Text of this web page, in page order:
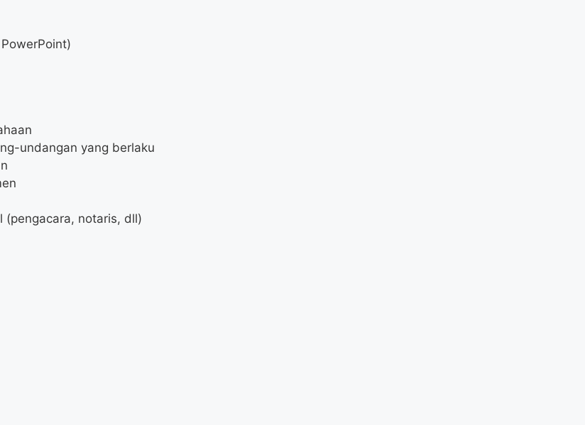
undangan yang berlaku
(pengacara, notaris, dll)